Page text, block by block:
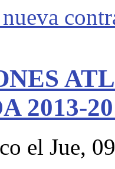
2013-
el Jue,